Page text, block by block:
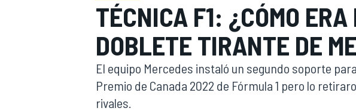
TÉCNICA F1: ¿CÓMO
DOBLETE TIRANTE DE
El equipo Mercedes instaló un segundo soporte
Premio de Canada 2022 de Fórmula 1 pero lo
rivales.